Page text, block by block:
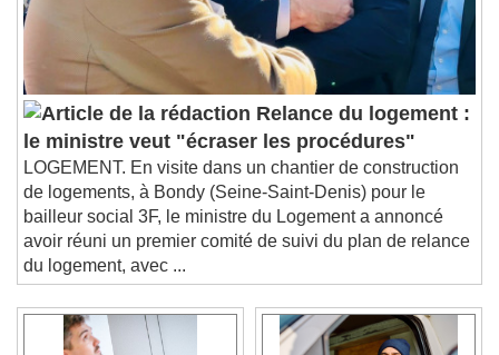
Relance du logement :
le ministre veut "écraser les procédures"
LOGEMENT. En visite dans un chantier de construction
de logements, à Bondy (Seine-Saint-Denis) pour le
bailleur social 3F, le ministre du Logement a annoncé
avoir réuni un premier comité de suivi du plan de relance
du logement, avec ...